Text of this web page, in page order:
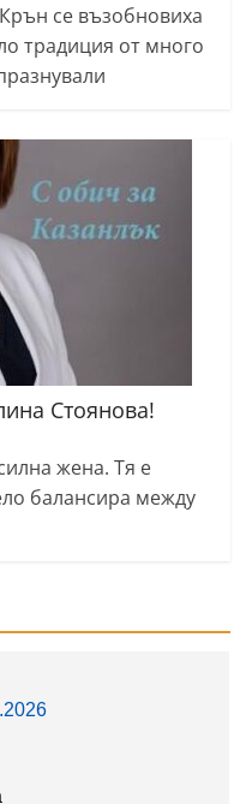
се възобновиха
традиция от много
Стоянова!
жена. Тя е
балансира между